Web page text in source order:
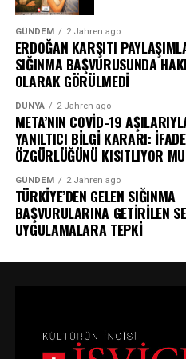
GÜNDEM 2 Jahren ago
ERDOĞAN KARŞITI
SIĞINMA BAŞVURUSUNDA
OLARAK GÖRÜLMEDİ
DÜNYA 2 Jahren ago
META’NIN COVİD-19
YANILTICI BİLGİ KARARI: İFADE
ÖZGÜRLÜĞÜNÜ KISITLIYOR
GÜNDEM 2 Jahren ago
TÜRKİYE’DEN GELEN SIĞINMA
BAŞVURULARINA GETİRİLEN
UYGULAMALARA TEPKİ